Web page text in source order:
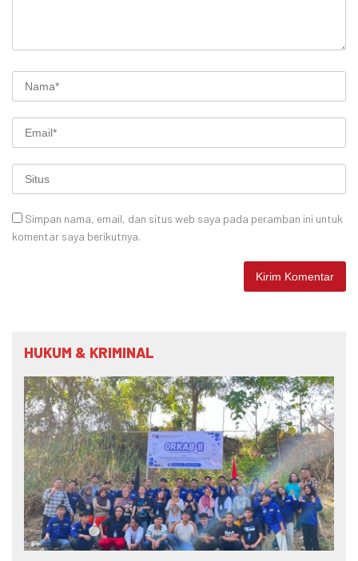
Simpan nama, email, dan situs web saya pada peramban ini untuk
komentar saya berikutnya.
HUKUM & KRIMINAL